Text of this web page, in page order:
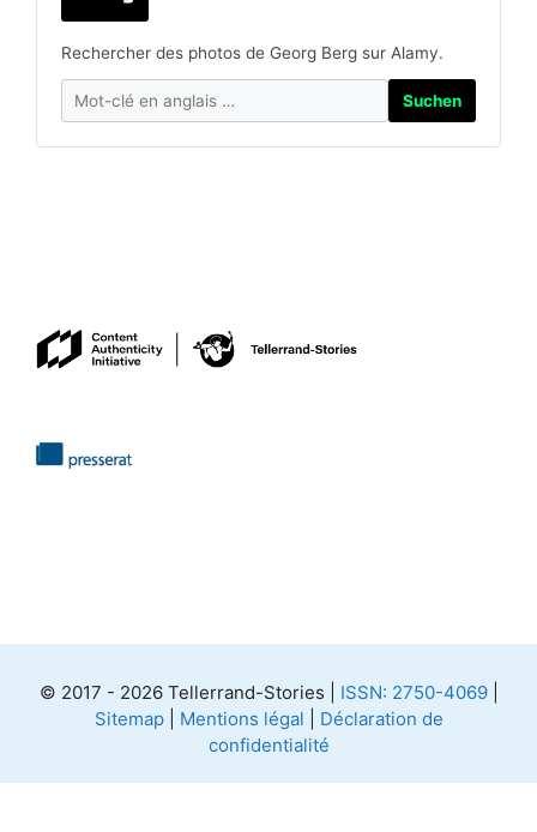
Rechercher des photos de Georg Berg sur Alamy.
Suchen
© 2017 - 2026 Tellerrand-Stories | ISSN: 2750-4069|
Sitemap| Mentions légal
Déclaration de
confidentialité